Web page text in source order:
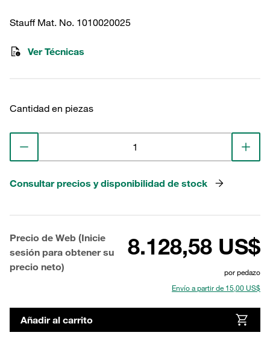
Stauff Mat. No. 1010020025
Ver Técnicas
Cantidad en piezas
Consultar precios y disponibilidad de stock
Precio de Web (Inicie
sesión para obtener su
precio neto)
8.128,58 US$
por pedazo
Envío a partir de 15,00 US$
Añadir al carrito